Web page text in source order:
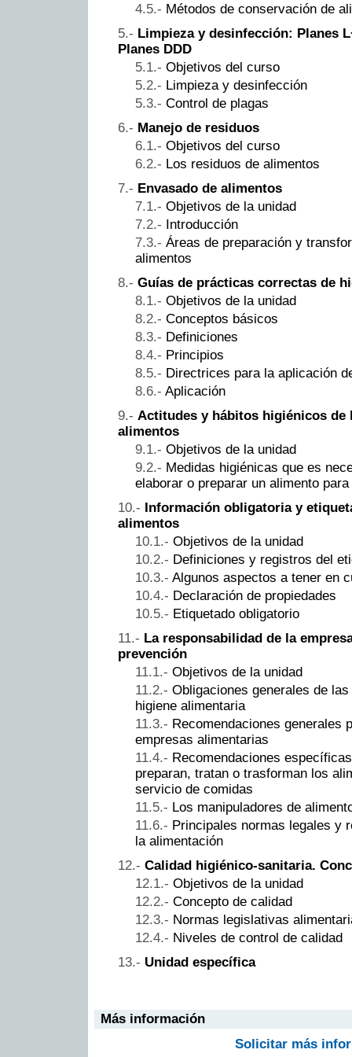
Métodos de conservación de
Limpieza y desinfección: Planes
Planes DDD
Objetivos del curso
Limpieza y desinfección
Control de plagas
Manejo de residuos
Objetivos del curso
Los residuos de alimentos
Envasado de alimentos
Objetivos de la unidad
Introducción
Áreas de preparación y
alimentos
Guías de prácticas correctas de
Objetivos de la unidad
Conceptos básicos
Definiciones
Principios
Directrices para la aplicación
Aplicación
Actitudes y hábitos higiénicos de
alimentos
Objetivos de la unidad
Medidas higiénicas que es
elaborar o preparar un alimento
Información obligatoria y
alimentos
Objetivos de la unidad
Definiciones y registros del
Algunos aspectos a tener en
Declaración de propiedades
Etiquetado obligatorio
La responsabilidad de la
prevención
Objetivos de la unidad
Obligaciones generales de
higiene alimentaria
Recomendaciones generales
empresas alimentarias
Recomendaciones
preparan, tratan o trasforman los
servicio de comidas
Los manipuladores de
Principales normas legales y
la alimentación
Calidad higiénico-sanitaria.
Objetivos de la unidad
Concepto de calidad
Normas legislativas
Niveles de control de calidad
Unidad específica
Más información
Solicitar más